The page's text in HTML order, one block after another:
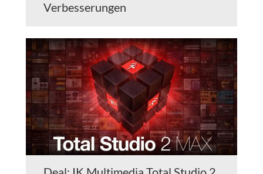
Verbesserungen